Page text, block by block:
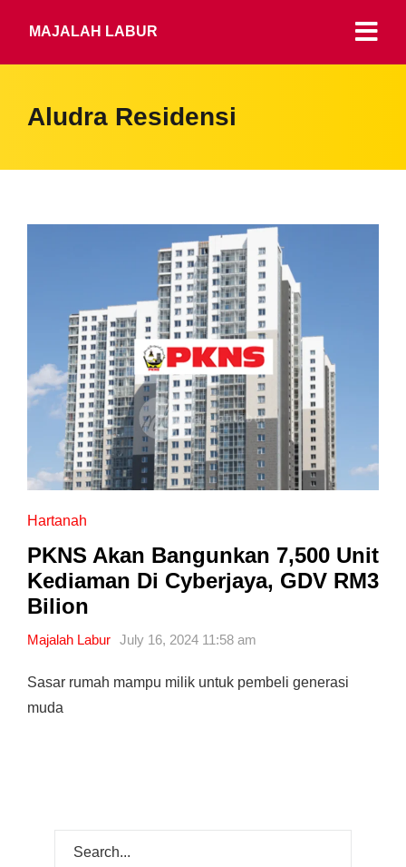
MAJALAH LABUR
Aludra Residensi
Hartanah
PKNS Akan Bangunkan 7,500 Unit
Kediaman Di Cyberjaya, GDV RM3
Bilion
Majalah Labur July 16, 2024 11:58 am
Sasar rumah mampu milik untuk pembeli generasi
muda